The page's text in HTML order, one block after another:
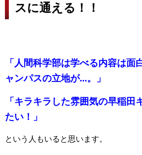
スに通える！！
「人間科学部は学べる内容は面
ャンパスの立地が...。」
「キラキラした雰囲気の早稲田
たい！」
という人もいると思います。